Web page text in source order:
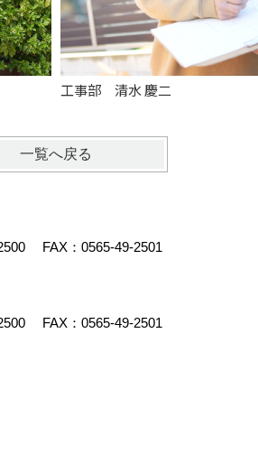
工事部 清水 慶二
一覧へ戻る
FAX：0565-49-2501
FAX：0565-49-2501